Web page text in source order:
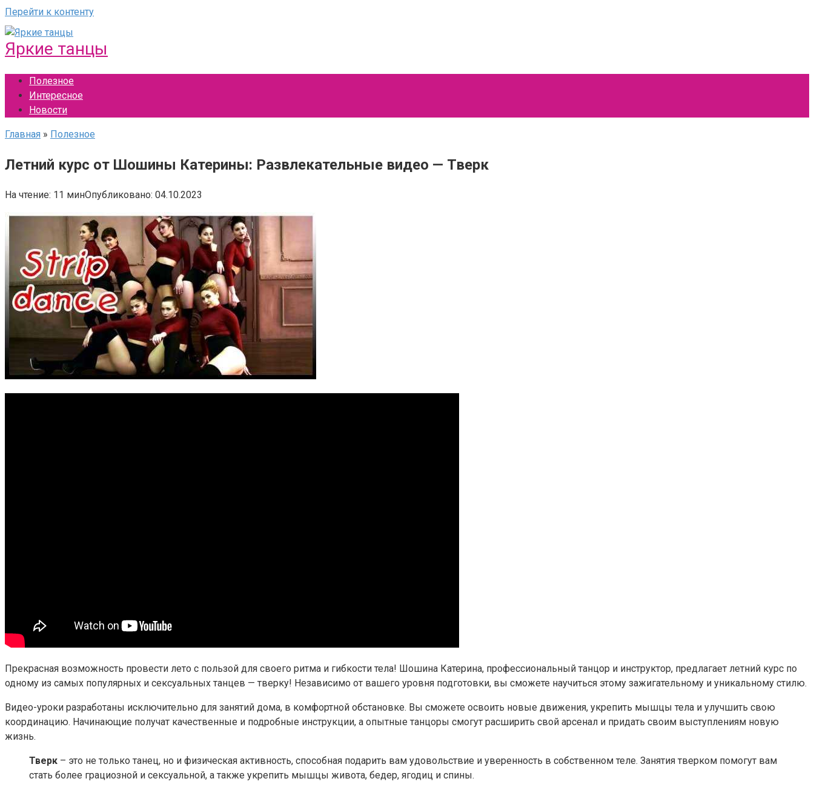
Перейти к контенту
Яркие танцы
Полезное
Интересное
Новости
Главная » Полезное
Летний курс от Шошины Катерины: Развлекательные видео — Тверк
На чтение: 11 минОпубликовано: 04.10.2023
Прекрасная возможность провести лето с пользой для своего ритма и гибкости тела! Шошина Катерина, профессиональный танцор и инструктор, предлагает летний курс по
одному из самых популярных и сексуальных танцев — тверку! Независимо от вашего уровня подготовки, вы сможете научиться этому зажигательному и уникальному стилю.
Видео-уроки разработаны исключительно для занятий дома, в комфортной обстановке. Вы сможете освоить новые движения, укрепить мышцы тела и улучшить свою
координацию. Начинающие получат качественные и подробные инструкции, а опытные танцоры смогут расширить свой арсенал и придать своим выступлениям новую
жизнь.
Тверк – это не только танец, но и физическая активность, способная подарить вам удовольствие и уверенность в собственном теле. Занятия тверком помогут вам
стать более грациозной и сексуальной, а также укрепить мышцы живота, бедер, ягодиц и спины.